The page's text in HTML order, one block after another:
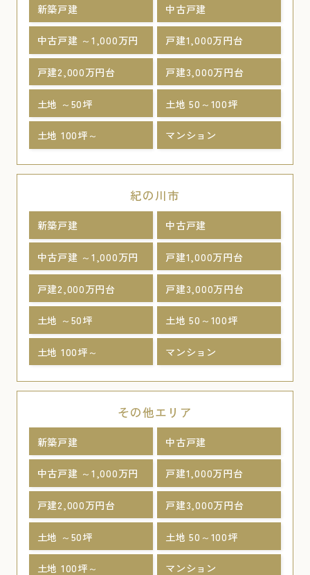
新築戸建 中古戸建
中古戸建 ～1,000万円 戸建1,000万円台
戸建2,000万円台 戸建3,000万円台
土地 ～50坪 土地 50～100坪
土地 100坪～ マンション
紀の川市
新築戸建 中古戸建
中古戸建 ～1,000万円 戸建1,000万円台
戸建2,000万円台 戸建3,000万円台
土地 ～50坪 土地 50～100坪
土地 100坪～ マンション
その他エリア
新築戸建 中古戸建
中古戸建 ～1,000万円 戸建1,000万円台
戸建2,000万円台 戸建3,000万円台
土地 ～50坪 土地 50～100坪
土地 100坪～ マンション